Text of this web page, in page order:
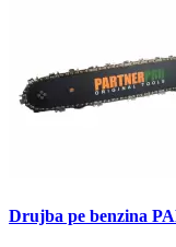
Drujba pe benzina